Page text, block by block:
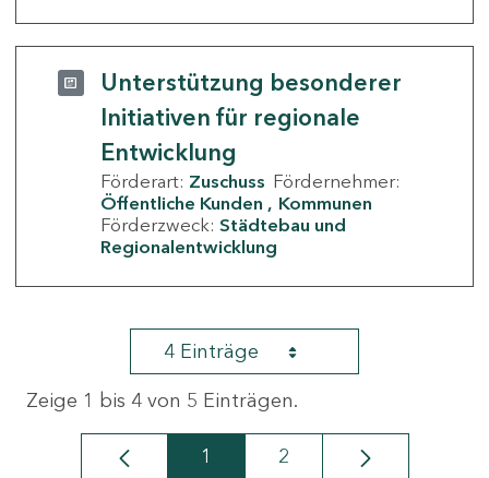
Unterstützung besonderer
Initiativen für regionale
Entwicklung
Förderart: Zuschuss Fördernehmer:
Öffentliche Kunden
Kommunen
Förderzweck: Städtebau und
Regionalentwicklung
4 Einträge
Zeige 1 bis 4 von 5 Einträgen.
Seite
1 Seite
2